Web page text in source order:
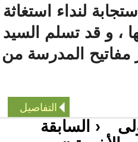
لنداء استغاثة
، و قد تسلم السيد
المدرسة من
التفاصيل
‹ السابقة